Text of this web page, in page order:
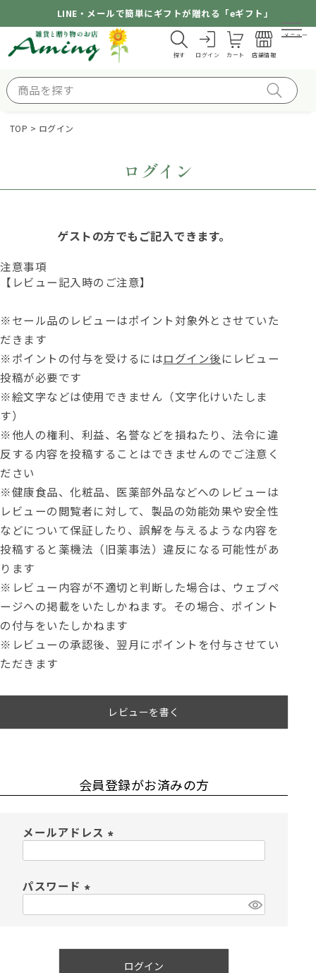
LINE・メールで簡単にギフトが贈れる「eギフト」
探す ログイン カート 店舗情報
メニュー
TOP ログイン
ログイン
ゲストの方でもご記入できます。
注意事項
【レビュー記入時のご注意】
※セール品のレビューはポイント対象外とさせていた
だきます
※ポイントの付与を受けるにはログイン後にレビュー
投稿が必要です
※絵文字などは使用できません（文字化けいたしま
す）
※他人の権利、利益、名誉などを損ねたり、法令に違
反する内容を投稿することはできませんのでご注意く
ださい
※健康食品、化粧品、医薬部外品などへのレビューは
レビューの閲覧者に対して、製品の効能効果や安全性
などについて保証したり、誤解を与えるような内容を
投稿すると薬機法（旧薬事法）違反になる可能性があ
ります
※レビュー内容が不適切と判断した場合は、ウェブペ
ージへの掲載をいたしかねます。その場合、ポイント
の付与をいたしかねます
※レビューの承認後、翌月にポイントを付与させてい
ただきます
レビューを書く
会員登録がお済みの方
メールアドレス
パスワード
ログイン